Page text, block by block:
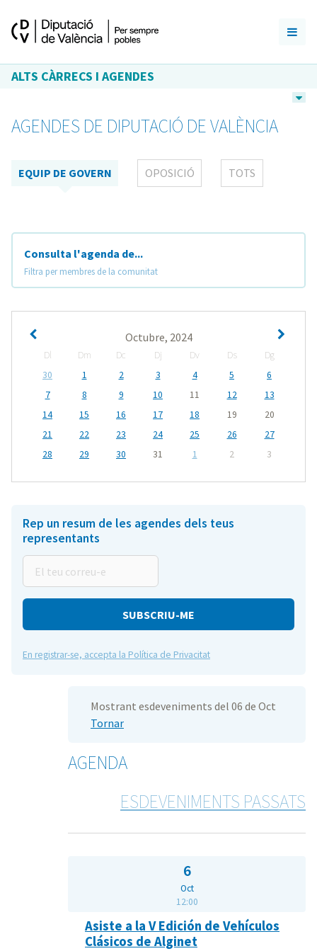
ALTS CÀRRECS I AGENDES
AGENDES DE DIPUTACIÓ DE VALÈNCIA
EQUIP DE GOVERN OPOSICIÓ TOTS
Consulta l'agenda de...
Filtra per membres de la comunitat
Octubre, 2024
Dl Dm Dc Dj Dv Ds
Dg
30
1 2 3 4 5
6
7
8 9 10 11 12
13
14
15 16 17 18 19
20
21
22 23 24 25 26
27
28
29 30 31 1 2 3
Rep un resum de les agendes dels teus
representants
teu
correu-
En registrar-se, accepta la Política de Privacitat
Mostrant esdeveniments del 06 de Oct
Tornar
AGENDA
ESDEVENIMENTS PASSATS
6
Oct
12:00
Asiste a la V Edición de Vehículos
Clásicos de Alginet